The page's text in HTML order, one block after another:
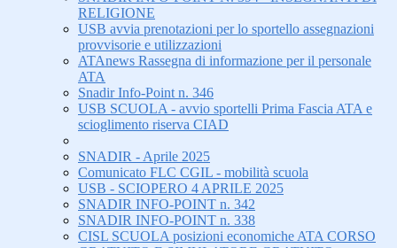
RELIGIONE
USB avvia prenotazioni per lo sportello assegnazioni
provvisorie e utilizzazioni
ATAnews Rassegna di informazione per il personale
ATA
Snadir Info-Point n. 346
USB SCUOLA - avvio sportelli Prima Fascia ATA e
scioglimento riserva CIAD
SNADIR - Aprile 2025
Comunicato FLC CGIL - mobilità scuola
USB - SCIOPERO 4 APRILE 2025
SNADIR INFO-POINT n. 342
SNADIR INFO-POINT n. 338
CISL SCUOLA posizioni economiche ATA CORSO